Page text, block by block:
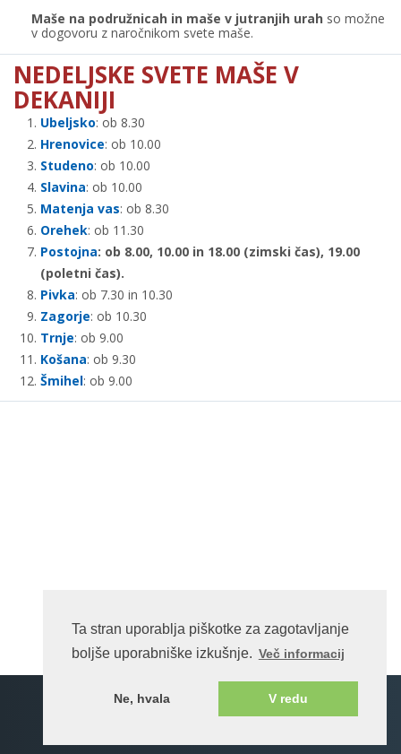
Ta stran uporablja piškotke za zagotavljanje
boljše uporabniške izkušnje. Več informacij
Ne, hvala V redu
Maše na podružnicah in maše v jutranjih urah so možne
v dogovoru z naročnikom svete maše.
NEDELJSKE SVETE MAŠE V
DEKANIJI
Ubeljsko: ob 8.30
Hrenovice: ob 10.00
Studeno: ob 10.00
Slavina: ob 10.00
Matenja vas: ob 8.30
Orehek: ob 11.30
Postojna: ob 8.00, 10.00 in 18.00 (zimski čas), 19.00
(poletni čas).
Pivka: ob 7.30 in 10.30
Zagorje: ob 10.30
Trnje: ob 9.00
Košana: ob 9.30
Šmihel: ob 9.00
Spletna stran na enotnem portalu ©rkc.si cms.
2026 Vse pravice pridržane.Pogoji uporabe